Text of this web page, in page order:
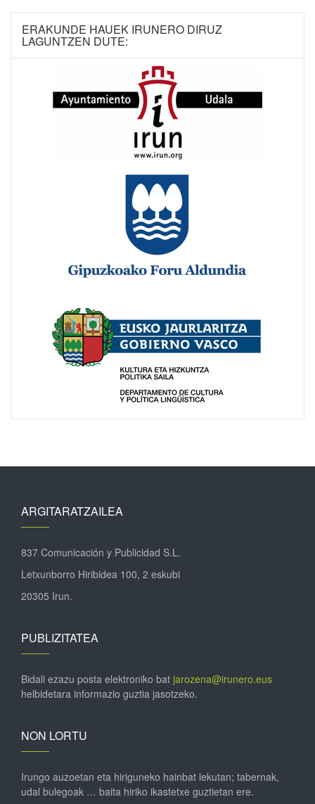
ERAKUNDE HAUEK IRUNERO DIRUZ
LAGUNTZEN DUTE:
ARGITARATZAILEA
837 Comunicación y Publicidad S.L.
Letxunborro Hiribidea 100, 2 eskubi
20305 Irun.
PUBLIZITATEA
Bidali ezazu posta elektroniko bat jarozena@irunero.eus
helbidetara informazio guztia jasotzeko.
NON LORTU
Irungo auzoetan eta hiriguneko hainbat lekutan; tabernak,
udal bulegoak … baita hiriko ikastetxe guztietan ere.